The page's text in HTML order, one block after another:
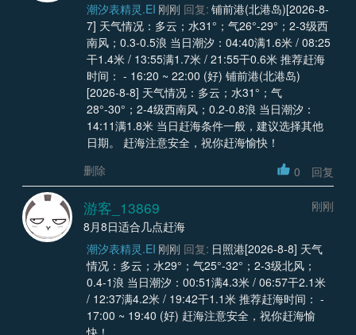
潮汐表精灵.EI 刚刚 回复: 铺前港(北港岛)[2026-8-
7] 天气情况：多云；水31°；气26°-29°；2-3级西
南风；0.3-0.5浪 当日潮汐：04:40满1.6米 / 08:25
干1.4米 / 13:55满1.7米 / 21:55干0.6米 推荐赶海
时间： - 16:20 ~ 22:00 (好) 铺前港(北港岛)
[2026-8-8] 天气情况：多云；水31°；气
28°-30°；2-4级西南风；0.2-0.8浪 当日潮汐：
14:11满1.8米 当日赶海条件一般，建议选择其他
日期。 赶海注意安全，祝你赶海愉快！
删除
0 回复
游客_13869
刚刚
8月8日适合几点赶海
潮汐表精灵.EI 刚刚 回复: 日照港[2026-8-8] 天气
情况：多云；水29°；气25°-32°；2-3级北风；
0.4-1浪 当日潮汐：00:51满4.3米 / 06:57干2.1米
/ 12:37满4.2米 / 19:42干1.1米 推荐赶海时间： -
17:00 ~ 19:40 (好) 赶海注意安全，祝你赶海愉
快！